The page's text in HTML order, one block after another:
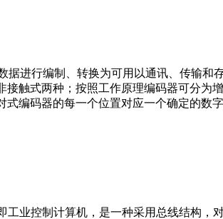
据进行编制、转换为可用以通讯、传输
接触式两种；按照工作原理编码器可分
编码器的每一个位置对应一个确定的数
即工业控制计算机，是一种采用总线结